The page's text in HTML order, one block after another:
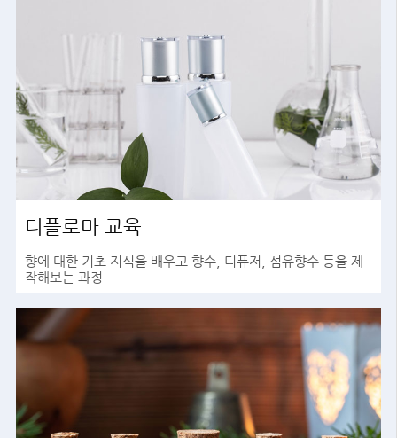
디플로마 교육
향에 대한 기초 지식을 배우고 향수, 디퓨저, 섬유향수 등을 제
작해보는 과정
바로가기